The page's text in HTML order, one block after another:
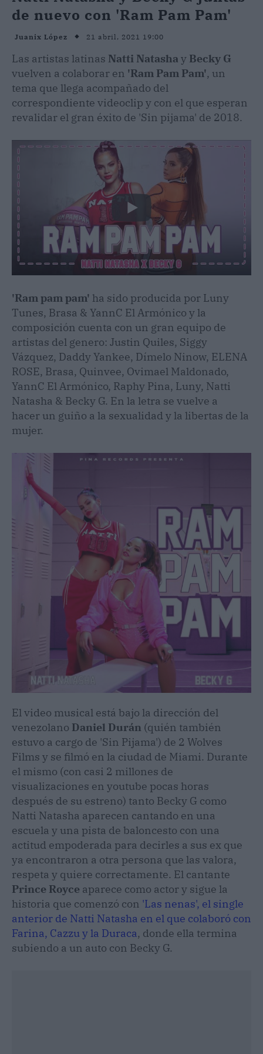
de nuevo con 'Ram Pam Pam'
Juanix López 21 abril, 2021 19:00
Las artistas latinas Natti Natasha y Becky G
vuelven a colaborar en 'Ram Pam Pam', un
tema que llega acompañado del
correspondiente videoclip y con el que esperan
revalidar el gran éxito de 'Sin pijama' de 2018.
'Ram pam pam' ha sido producida por Luny
Tunes, Brasa & YannC El Armónico y la
composición cuenta con un gran equipo de
artistas del genero: Justin Quiles, Siggy
Vázquez, Daddy Yankee, Dímelo Ninow, ELENA
ROSE, Brasa, Quinvee, Ovimael Maldonado,
YannC El Armónico, Raphy Pina, Luny, Natti
Natasha & Becky G. En la letra se vuelve a
hacer un guiño a la sexualidad y la libertas de la
mujer.
El video musical está bajo la dirección del
venezolano Daniel Durán (quién también
estuvo a cargo de 'Sin Pijama') de 2 Wolves
Films y se filmó en la ciudad de Miami. Durante
el mismo (con casi 2 millones de
visualizaciones en youtube pocas horas
después de su estreno) tanto Becky G como
Natti Natasha aparecen cantando en una
escuela y una pista de baloncesto con una
actitud empoderada para decirles a sus ex que
ya encontraron a otra persona que las valora,
respeta y quiere correctamente. El cantante
Prince Royce aparece como actor y sigue la
historia que comenzó con 'Las nenas', el single
anterior de Natti Natasha en el que colaboró con
Farina, Cazzu y la Duraca, donde ella termina
subiendo a un auto con Becky G.